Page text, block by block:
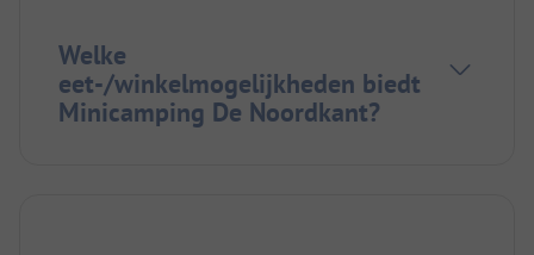
Welke
eet-/winkelmogelijkheden biedt
Minicamping De Noordkant?